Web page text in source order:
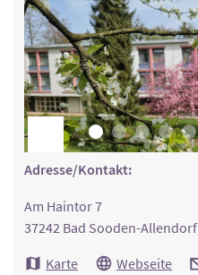
Adresse/Kontakt:
Am Haintor 7
37242 Bad Sooden-Allendorf
Karte
Webseite